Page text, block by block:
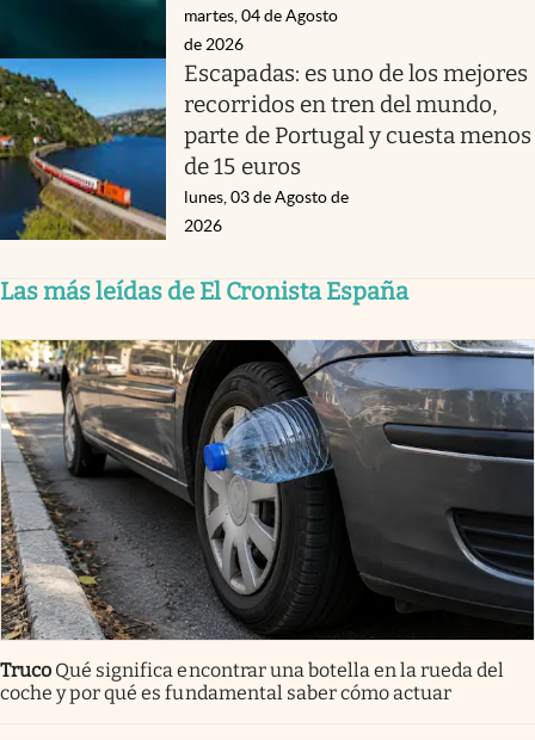
martes, 04 de Agosto
de 2026
Escapadas: es uno de los mejores
recorridos en tren del mundo,
parte de Portugal y cuesta menos
de 15 euros
lunes, 03 de Agosto de
2026
Las más leídas de El Cronista España
Truco Qué significa encontrar una botella en la rueda del
coche y por qué es fundamental saber cómo actuar